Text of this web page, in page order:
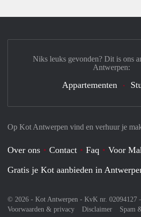
Op Kot Antwerpen vind en verhuur je
Over ons Contact Faq Voor
Gratis je Kot aanbieden in
© 2026 - Kot Antwerpen - KvK nr. 02094127
Voorwaarden & privacy
Disclaimer Spam
Niks leuks gevonden? Dit is ons
Antwerpen:
Appartementen